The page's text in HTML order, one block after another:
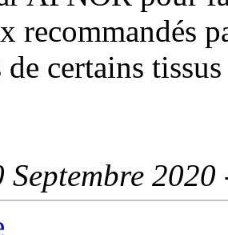
recommandés
de certains
Septembre